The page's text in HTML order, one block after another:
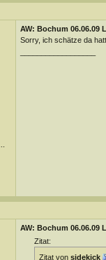
AW: Bochum 06.06.09
Sorry, ich schätze da
AW: Bochum 06.06.09
Zitat:
Zitat von sidekick